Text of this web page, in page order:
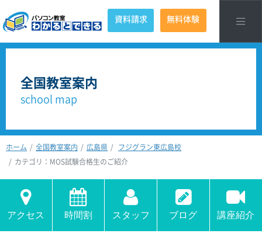
資料請求 無料体験
全国教室案内
school map
ホーム 全国教室案内 広島県
フジグラン東広島校
カテゴリ：MOS試験合格生のご紹介
アクセス 時間割 スタッフ ブログ 講座紹介